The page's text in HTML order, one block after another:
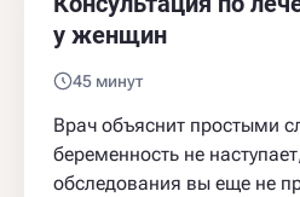
у женщин
45 минут
Врач объяснит простыми
беременность не
обследования вы еще не